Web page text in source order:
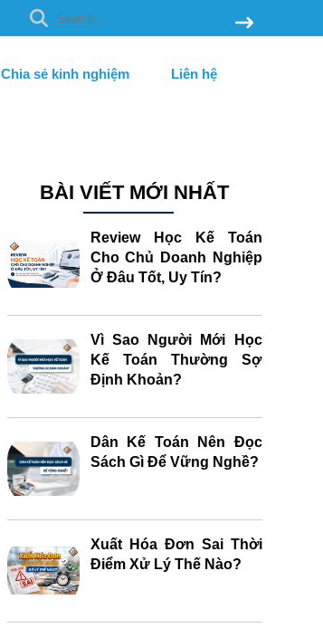
Chia sẻ kinh nghiệm Liên hệ
BÀI VIẾT MỚI NHẤT
Review Học Kế Toán
Cho Chủ Doanh Nghiệp
Ở Đâu Tốt, Uy Tín?
Vì Sao Người Mới Học
Kế Toán Thường Sợ
Định Khoản?
Dân Kế Toán Nên Đọc
Sách Gì Để Vững Nghề?
Xuất Hóa Đơn Sai Thời
Điểm Xử Lý Thế Nào?